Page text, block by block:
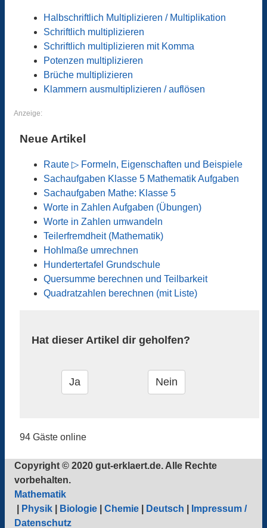
Halbschriftlich Multiplizieren / Multiplikation
Schriftlich multiplizieren
Schriftlich multiplizieren mit Komma
Potenzen multiplizieren
Brüche multiplizieren
Klammern ausmultiplizieren / auflösen
Anzeige:
Neue Artikel
Raute ▷ Formeln, Eigenschaften und Beispiele
Sachaufgaben Klasse 5 Mathematik Aufgaben
Sachaufgaben Mathe: Klasse 5
Worte in Zahlen Aufgaben (Übungen)
Worte in Zahlen umwandeln
Teilerfremdheit (Mathematik)
Hohlmaße umrechnen
Hundertertafel Grundschule
Quersumme berechnen und Teilbarkeit
Quadratzahlen berechnen (mit Liste)
Hat dieser Artikel dir geholfen?
94 Gäste online
Copyright © 2020 gut-erklaert.de. Alle Rechte
vorbehalten.
Mathematik
Physik Biologie Chemie Deutsch
Impressum /
Datenschutz